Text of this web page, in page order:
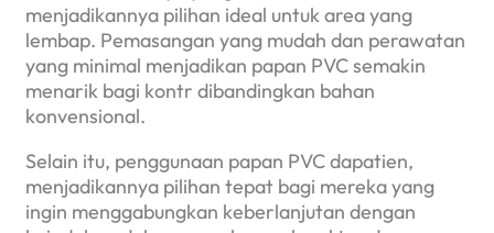
menjadikannya pilihan ideal untuk area yang
lembap. Pemasangan yang mudah dan perawatan
yang minimal menjadikan papan PVC semakin
menarik bagi kontr dibandingkan bahan
konvensional.
Selain itu, penggunaan papan PVC dapatien,
menjadikannya pilihan tepat bagi mereka yang
ingin menggabungkan keberlanjutan dengan